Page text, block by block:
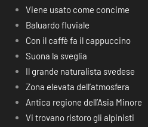
Viene usato come concime
Baluardo fluviale
Con il caffè fa il cappuccino
Suona la sveglia
Il grande naturalista svedese
Zona elevata dell’atmosfera
Antica regione dell’Asia Minore
Vi trovano ristoro gli alpinisti